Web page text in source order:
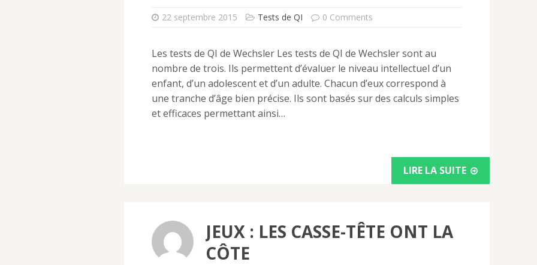
22 septembre 2015 Tests de QI 0 Comments
Les tests de QI de Wechsler Les tests de QI de Wechsler sont au
nombre de trois. Ils permettent d’évaluer le niveau intellectuel d’un
enfant, d’un adolescent et d’un adulte. Chacun d’eux correspond à
une tranche d’âge bien précise. Ils sont basés sur des calculs simples
et efficaces permettant ainsi…
LIRE LA SUITE
JEUX : LES CASSE-TÊTE ONT LA
CÔTE